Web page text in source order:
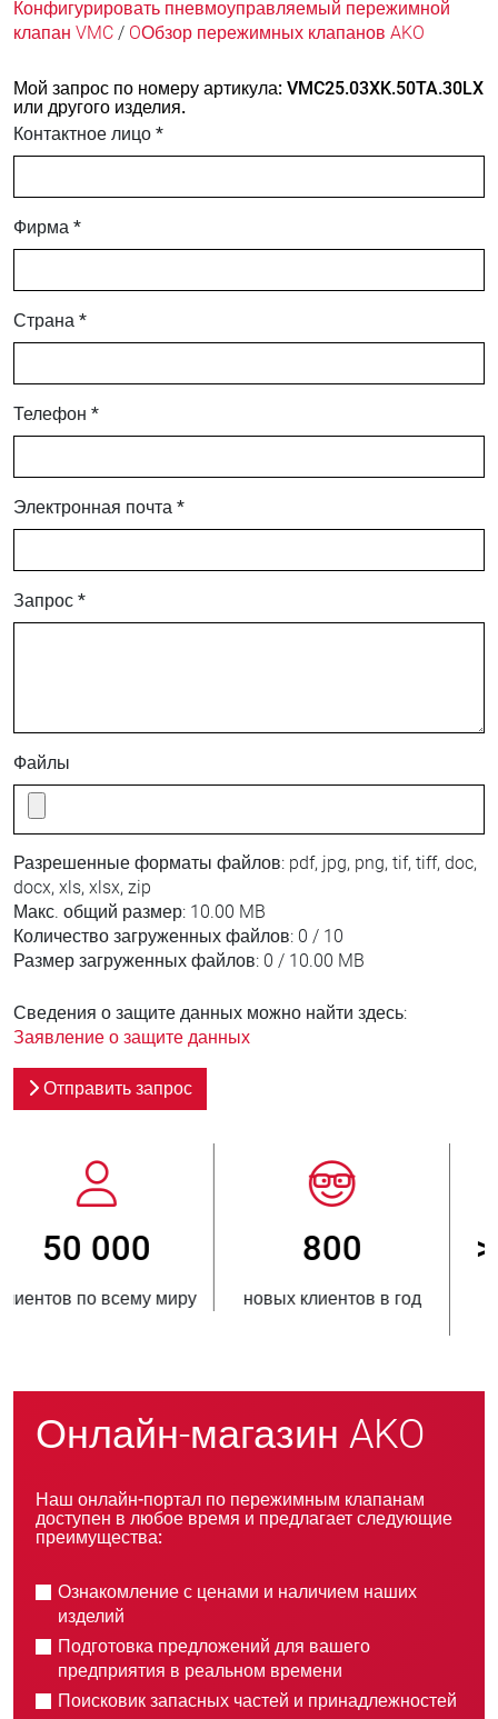
Конфигурировать пневмоуправляемый пережимной
клапан VMC / OОбзор пережимных клапанов AKO
Мой запрос по номеру артикула: VMC25.03XK.50TA.30LX
или другого изделия.
Контактное лицо *
Фирма *
Страна *
Телефон *
Электронная почта *
Запрос *
Файлы
Разрешенные форматы файлов: pdf, jpg, png, tif, tiff, doc,
docx, xls, xlsx, zip
Макс. общий размер: 10.00 MB
Количество загруженных файлов: 0 / 10
Размер загруженных файлов: 0 / 10.00 MB
Сведения о защите данных можно найти здесь:
Заявление о защите данных
Отправить запрос
800
новых клиентов в год
> 3 500 000
проданных единиц
Онлайн-магазин AKO
Наш онлайн-портал по пережимным клапанам
доступен в любое время и предлагает следующие
преимущества:
Ознакомление с ценами и наличием наших
изделий
Подготовка предложений для вашего
предприятия в реальном времени
Поисковик запасных частей и принадлежностей